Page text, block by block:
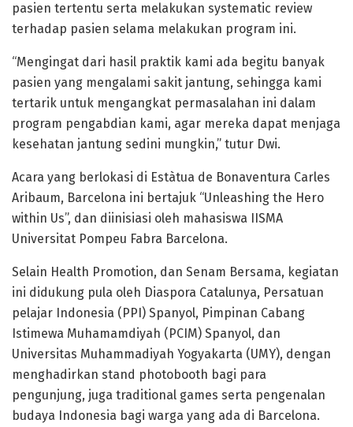
pasien tertentu serta melakukan systematic review
terhadap pasien selama melakukan program ini.
“Mengingat dari hasil praktik kami ada begitu banyak
pasien yang mengalami sakit jantung, sehingga kami
tertarik untuk mengangkat permasalahan ini dalam
program pengabdian kami, agar mereka dapat menjaga
kesehatan jantung sedini mungkin,” tutur Dwi.
Acara yang berlokasi di Estàtua de Bonaventura Carles
Aribaum, Barcelona ini bertajuk “Unleashing the Hero
within Us”, dan diinisiasi oleh mahasiswa IISMA
Universitat Pompeu Fabra Barcelona.
Selain Health Promotion, dan Senam Bersama, kegiatan
ini didukung pula oleh Diaspora Catalunya, Persatuan
pelajar Indonesia (PPI) Spanyol, Pimpinan Cabang
Istimewa Muhamamdiyah (PCIM) Spanyol, dan
Universitas Muhammadiyah Yogyakarta (UMY), dengan
menghadirkan stand photobooth bagi para
pengunjung, juga traditional games serta pengenalan
budaya Indonesia bagi warga yang ada di Barcelona.